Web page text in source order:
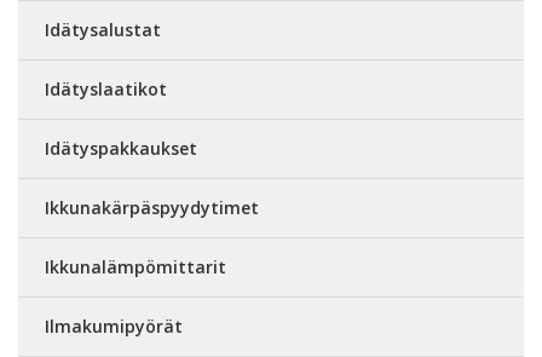
Idätysalustat
Idätyslaatikot
Idätyspakkaukset
Ikkunakärpäspyydytimet
Ikkunalämpömittarit
Ilmakumipyörät